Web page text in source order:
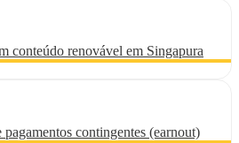
conteúdo renovável em Singapura
pagamentos contingentes (earnout)